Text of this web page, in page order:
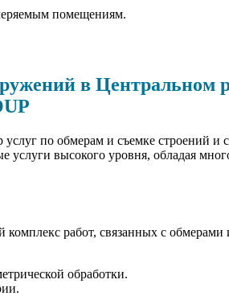
помещениям.
в Центральном
по обмерам и съемке строений
высокого уровня, обладая
работ, связанных с
обработки.